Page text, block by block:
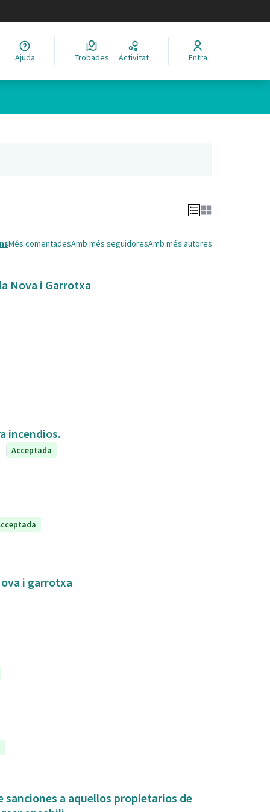
el idioma
Ajuda Trobades Activitat Entra
Més comentadesAmb més seguidoresAmb més autores
Nova i Garrotxa
incendios.
Acceptada
i garrotxa
sanciones a aquellos propietarios de